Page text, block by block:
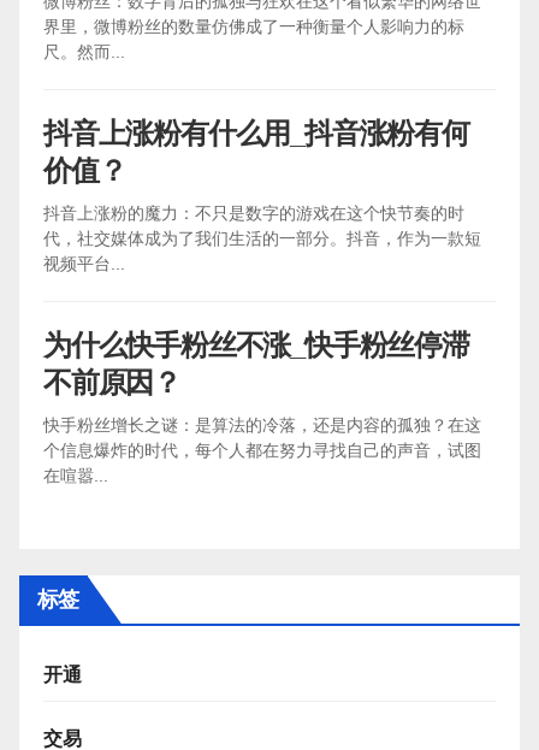
界里，微博粉丝的数量仿佛成了一种衡量个人影响力的标
尺。然而...
抖音上涨粉有什么用_抖音涨粉有何
价值？
抖音上涨粉的魔力：不只是数字的游戏在这个快节奏的时
代，社交媒体成为了我们生活的一部分。抖音，作为一款短
视频平台...
为什么快手粉丝不涨_快手粉丝停滞
不前原因？
快手粉丝增长之谜：是算法的冷落，还是内容的孤独？在这
个信息爆炸的时代，每个人都在努力寻找自己的声音，试图
在喧嚣...
标签
开通
交易